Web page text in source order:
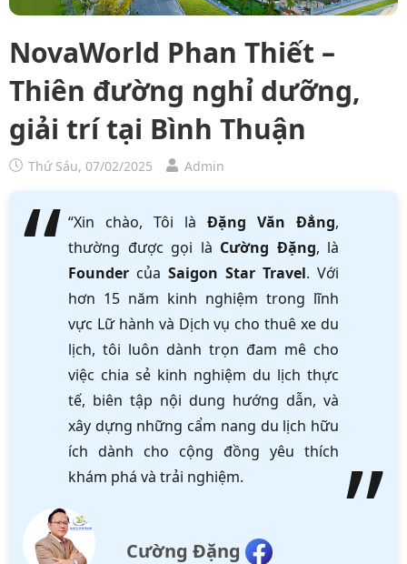
NovaWorld Phan Thiết –
Thiên đường nghỉ dưỡng,
giải trí tại Bình Thuận
Thứ Sáu, 07/02/2025 Admin
“Xin chào, Tôi là Đặng Văn Đẳng,
thường được gọi là Cường Đặng, là
Founder của Saigon Star Travel. Với
hơn 15 năm kinh nghiệm trong lĩnh
vực Lữ hành và Dịch vụ cho thuê xe du
lịch, tôi luôn dành trọn đam mê cho
việc chia sẻ kinh nghiệm du lịch thực
tế, biên tập nội dung hướng dẫn, và
xây dựng những cẩm nang du lịch hữu
ích dành cho cộng đồng yêu thích
khám phá và trải nghiệm.
Cường Đặng